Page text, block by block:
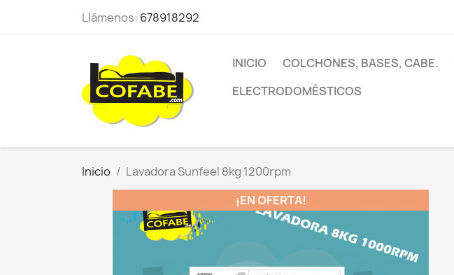
Llámenos: 678918292
INICIO COLCHONES, BASES, CABE.
ELECTRODOMÉSTICOS
Inicio
Lavadora Sunfeel 8kg 1200rpm
¡EN OFERTA!